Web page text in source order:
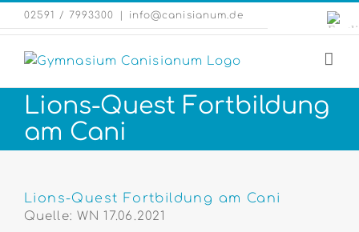
Zum
Inhalt
springen
02591 / 7993300 info@canisianum.de
Lions-Quest Fortbildung
am Cani
grösseres
Bild
Lions-Quest Fortbildung am Cani
Quelle: WN 17.06.2021